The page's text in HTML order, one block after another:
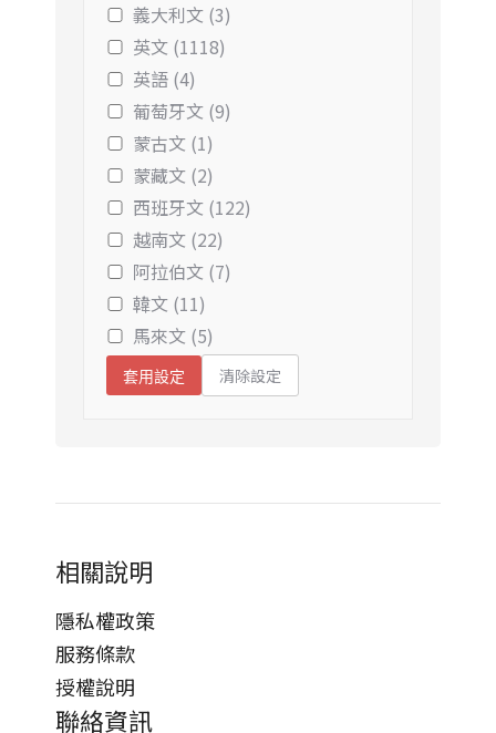
義大利文 (3)
英文 (1118)
英語 (4)
葡萄牙文 (9)
蒙古文 (1)
蒙藏文 (2)
西班牙文 (122)
越南文 (22)
阿拉伯文 (7)
韓文 (11)
馬來文 (5)
套用設定 清除設定
相關說明
隱私權政策
服務條款
授權說明
聯絡資訊